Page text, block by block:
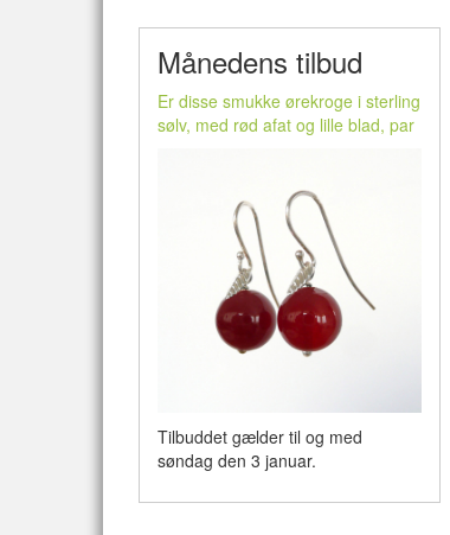
Månedens tilbud
Er disse smukke ørekroge i sterling
sølv, med rød afat og lille blad, par
Tilbuddet gælder til og med
søndag den 3 januar.